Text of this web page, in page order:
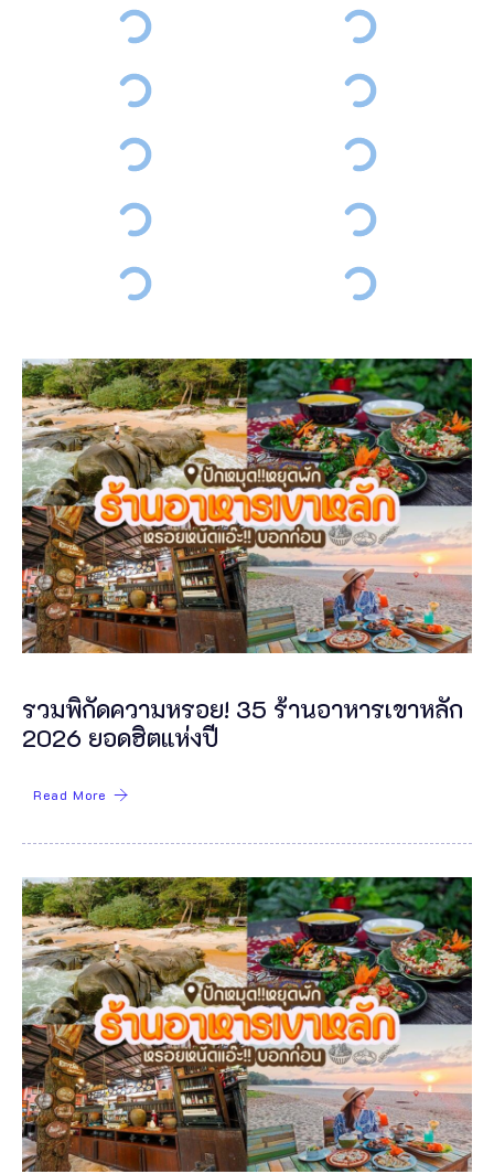
รวมพิกัดความหรอย! 35 ร้านอาหารเขาหลัก
2026 ยอดฮิตแห่งปี
Read More